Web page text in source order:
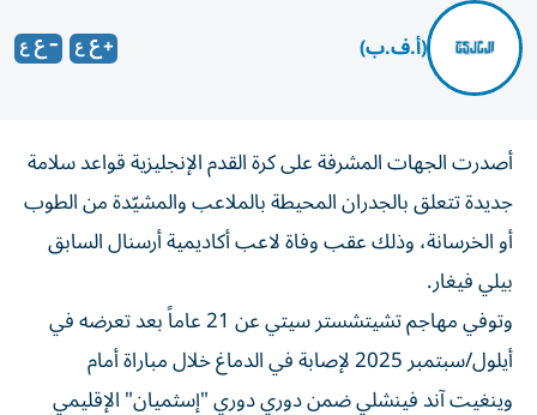
(أ.ف.ب)
أصدرت الجهات المشرفة على كرة القدم الإنجليزية قواعد سلامة
جديدة تتعلق بالجدران المحيطة بالملاعب والمشيّدة من الطوب
أو الخرسانة، وذلك عقب وفاة لاعب أكاديمية أرسنال السابق
بيلي فيغار.
وتوفي مهاجم تشيتشستر سيتي عن 21 عاماً بعد تعرضه في
أيلول/سبتمبر 2025 لإصابة في الدماغ خلال مباراة أمام
وينغيت آند فينشلي ضمن دوري دوري "إسثميان" الإقليمي